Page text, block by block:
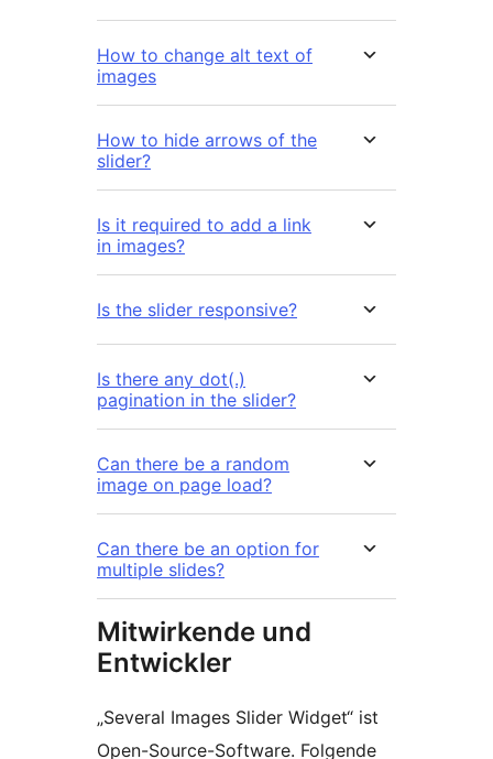
How to change alt text of
images
How to hide arrows of the
slider?
Is it required to add a link
in images?
Is the slider responsive?
Is there any dot(.)
pagination in the slider?
Can there be a random
image on page load?
Can there be an option for
multiple slides?
Mitwirkende und
Entwickler
„Several Images Slider Widget“ ist
Open-Source-Software. Folgende